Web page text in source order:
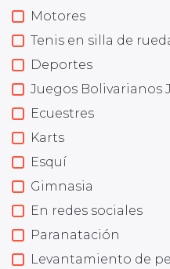
Motores
Tenis en silla de
Deportes
Juegos Bolivarianos
Ecuestres
Karts
Esquí
Gimnasia
En redes sociales
Paranatación
Levantamiento de